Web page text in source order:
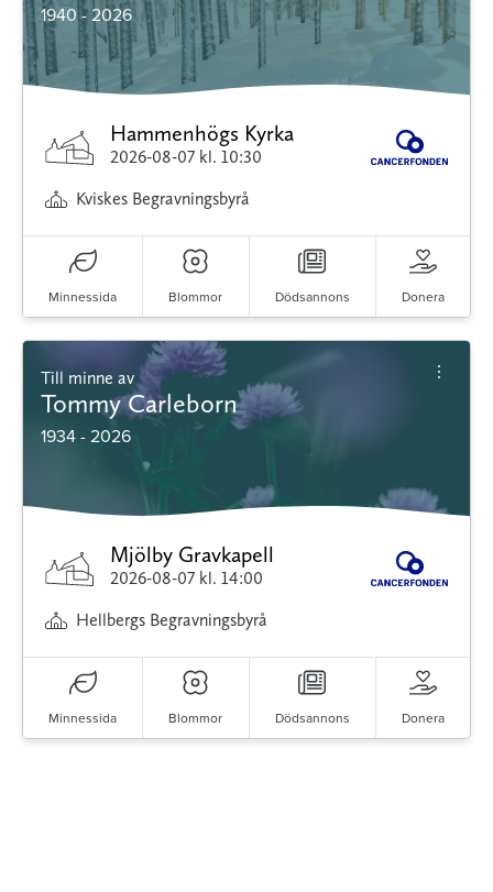
1940 - 2026
Hammenhögs Kyrka
2026-08-07 kl. 10:30
Kviskes Begravningsbyrå
Minnessida Blommor Dödsannons Donera
Till minne av
Tommy Carleborn
1934 - 2026
Mjölby Gravkapell
2026-08-07 kl. 14:00
Hellbergs Begravningsbyrå
Minnessida Blommor Dödsannons Donera